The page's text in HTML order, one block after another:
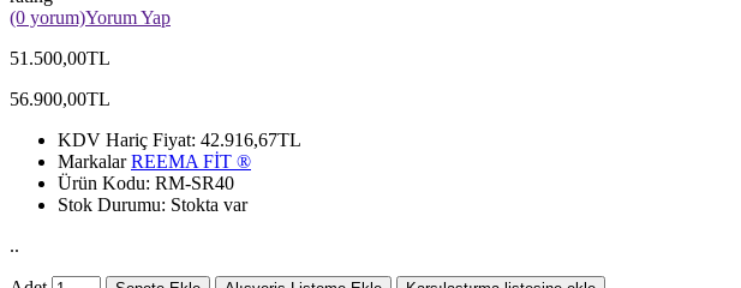
(0 yorum)Yorum Yap
51.500,00TL
56.900,00TL
KDV Hariç Fiyat: 42.916,67TL
MarkalarREEMA FİT ®️
Ürün Kodu: RM-SR40
Stok Durumu: Stokta var
..